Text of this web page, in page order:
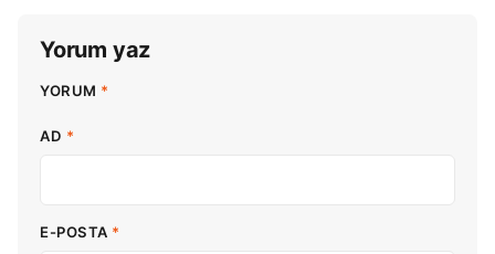
Yorum yaz
YORUM *
AD *
E-POSTA *